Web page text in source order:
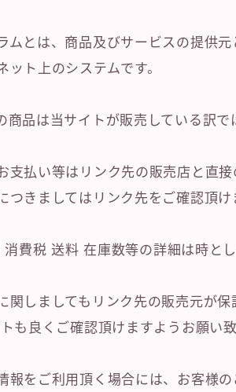
ムとは、商品及びサービスの提供
ト上のシステムです。
商品は当サイトが販売している訳で
支払い等はリンク先の販売店と直
つきましてはリンク先をご確認頂け
費税 送料 在庫数等の詳細は時と
関しましてもリンク先の販売元が
も良くご確認頂けますようお願い致
報をご利用頂く場合には、お客様